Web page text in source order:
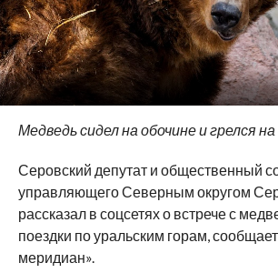
Медведь сидел на обочине и грелся
Серовский депутат и общественный
управляющего Северным округом
рассказал в соцсетях о встрече с
поездки по уральским горам,
меридиан».